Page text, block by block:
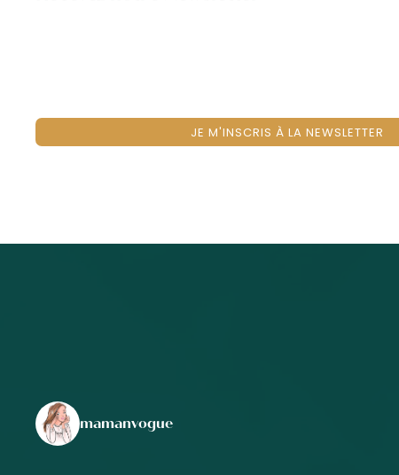
JE M'INSCRIS À LA NEWSLETTER
mamanvogue